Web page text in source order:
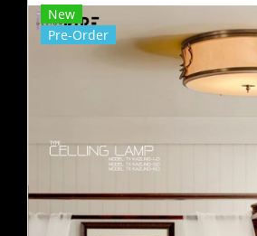
New
Pre-Order